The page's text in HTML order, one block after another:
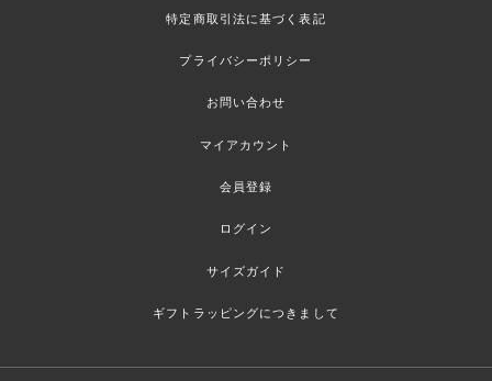
特定商取引法に基づく表記
プライバシーポリシー
お問い合わせ
マイアカウント
会員登録
ログイン
サイズガイド
ギフトラッピングにつきまして